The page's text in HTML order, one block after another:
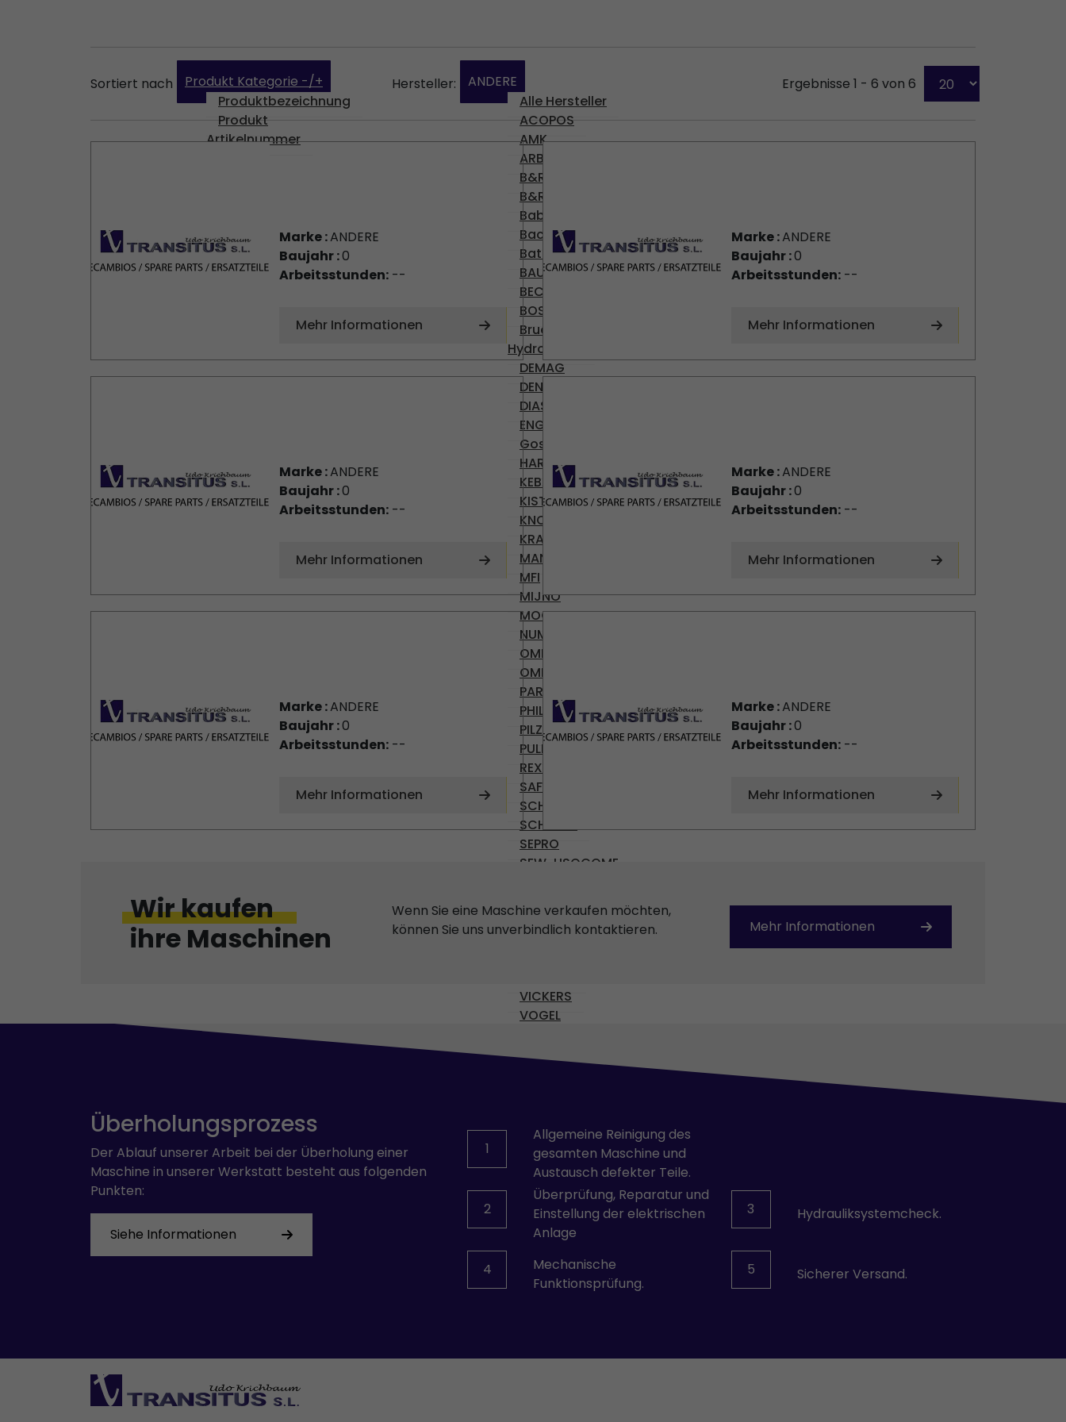
Sortiert nach
Produkt Kategorie -/+
Produktbezeichnung
Produkt
Artikelnummer
Hersteller:
ANDERE
Alle Hersteller
ACOPOS
AMK
ARBURG
B&R
B&R
Babyplast
Bachmann
Battenfeld
BAUMULLER
BECKHOFF
BOSCH
Brueninghaus
Hydromatik
DEMAG
DENISON
DIAS
ENGEL
Gossen
HARMONIC DRIVE AG
KEBA
KISTLER
KNODLER
KRAUSS-MAFFEI
MANNESMAN
MFI
MIJNO
MOOG
NUMATICS
OMR 100
OMRON
PARVEX
PHILIPS
PILZ
PULLS
REXROTH
SAFEMASTER
SCHRACK
SCHROFF
SEPRO
SEW-USOCOME
SIEMENS
SKE
SMB
VICKERS
VOGEL
Wittmann
Ergebnisse 1 - 6 von 6
Marke :ANDERE
Baujahr :0
Arbeitsstunden:--
Mehr Informationen
Marke :ANDERE
Baujahr :0
Arbeitsstunden:--
Mehr Informationen
Marke :ANDERE
Baujahr :0
Arbeitsstunden:--
Mehr Informationen
Marke :ANDERE
Baujahr :0
Arbeitsstunden:--
Mehr Informationen
Marke :ANDERE
Baujahr :0
Arbeitsstunden:--
Mehr Informationen
Marke :ANDERE
Baujahr :0
Arbeitsstunden:--
Mehr Informationen
Wir kaufen
ihre Maschinen
Wenn Sie eine Maschine verkaufen möchten,
können Sie uns unverbindlich kontaktieren.
Mehr Informationen
Überholungsprozess
Der Ablauf unserer Arbeit bei der Überholung einer
Maschine in unserer Werkstatt besteht aus folgenden
Punkten:
Siehe Informationen
1
Allgemeine Reinigung des
gesamten Maschine und
Austausch defekter Teile.
2
Überprüfung, Reparatur und
Einstellung der elektrischen
Anlage
3 Hydrauliksystemcheck.
4
Mechanische
Funktionsprüfung.
5 Sicherer Versand.